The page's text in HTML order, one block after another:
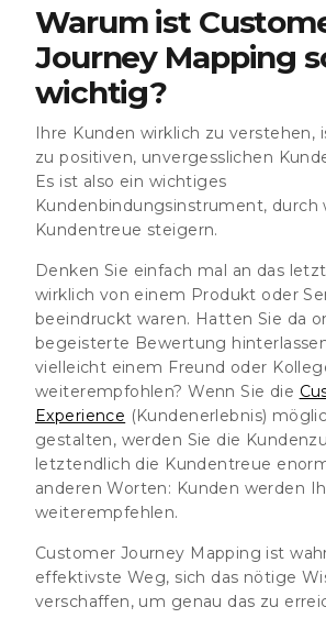
Warum ist
Journey Mapping
wichtig?
Ihre Kunden wirklich zu verstehen,
zu positiven, unvergesslichen
Es ist also ein wichtiges
Kundenbindungsinstrument, durch
Kundentreue steigern.
Denken Sie einfach mal an das
wirklich von einem Produkt oder
beeindruckt waren. Hatten Sie da
begeisterte Bewertung
vielleicht einem Freund oder
weiterempfohlen? Wenn Sie die
Experience (Kundenerlebnis)
gestalten, werden Sie die
letztendlich die Kundentreue
anderen Worten: Kunden werden
weiterempfehlen.
Customer Journey Mapping ist
effektivste Weg, sich das nötige
verschaffen, um genau das zu